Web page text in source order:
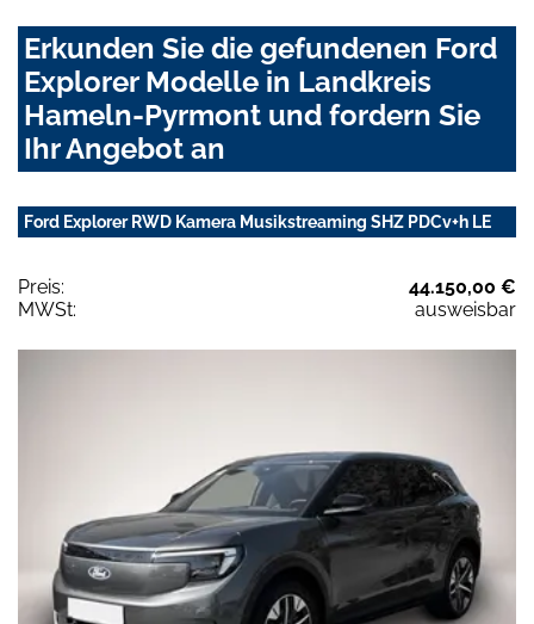
Erkunden Sie die gefundenen Ford
Explorer Modelle in Landkreis
Hameln-Pyrmont und fordern Sie
Ihr Angebot an
Ford Explorer RWD Kamera Musikstreaming SHZ PDCv+h LE
Preis:
44.150,00 €
MWSt:
ausweisbar